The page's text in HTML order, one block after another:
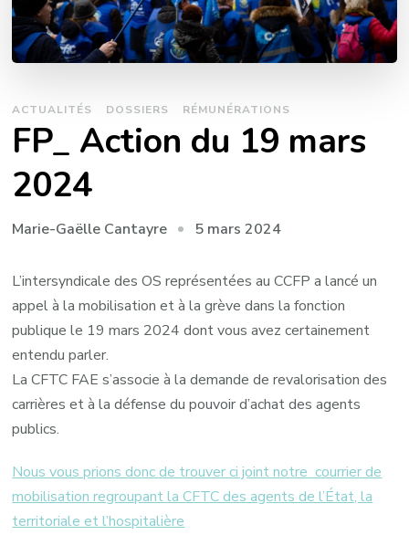
ACTUALITÉS DOSSIERS RÉMUNÉRATIONS
FP_ Action du 19 mars
2024
Marie-Gaëlle Cantayre 5 mars 2024
L’intersyndicale des OS représentées au CCFP a lancé un
appel à la mobilisation et à la grève dans la fonction
publique le 19 mars 2024 dont vous avez certainement
entendu parler.
La CFTC FAE s’associe à la demande de revalorisation des
carrières et à la défense du pouvoir d’achat des agents
publics.
Nous vous prions donc de trouver ci joint notre courrier de
mobilisation regroupant la CFTC des agents de l’État, la
territoriale et l’hospitalière